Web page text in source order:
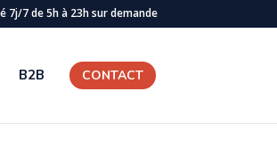
7j/7 de 5h à 23h sur demande
B2B CONTACT